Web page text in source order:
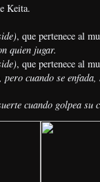
Keita.
, que pertenece al
quien jugar.
, que pertenece al
cuando se
cuando golpea su